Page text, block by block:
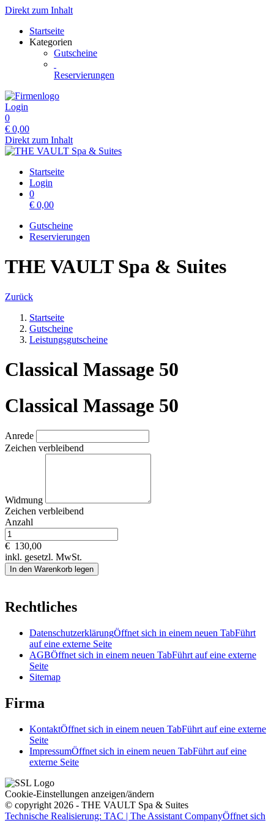
Direkt zum Inhalt
Startseite
Kategorien
Gutscheine
Reservierungen
Login
0
€ 0,00
Direkt zum Inhalt
Startseite
Login
0
€ 0,00
Gutscheine
Reservierungen
THE VAULT Spa & Suites
Zurück
Startseite
Gutscheine
Leistungsgutscheine
Classical Massage 50
Classical Massage 50
Anrede
Zeichen verbleibend
Widmung
Zeichen verbleibend
Anzahl
€ 130,00
inkl. gesetzl. MwSt.
In den Warenkorb legen
Rechtliches
DatenschutzerklärungÖffnet sich in einem neuen TabFührt
auf eine externe Seite
AGBÖffnet sich in einem neuen TabFührt auf eine externe
Seite
Sitemap
Firma
KontaktÖffnet sich in einem neuen TabFührt auf eine externe
Seite
ImpressumÖffnet sich in einem neuen TabFührt auf eine
externe Seite
Cookie-Einstellungen anzeigen/ändern
© copyright 2026 - THE VAULT Spa & Suites
Technische Realisierung: TAC | The Assistant CompanyÖffnet sich